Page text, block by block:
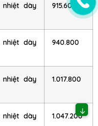
nhiệt dày
915.600
nhiệt dày
940.800
nhiệt dày
1.017.800
nhiệt dày
1.047.200↓